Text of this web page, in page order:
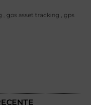
,gps asset tracking ,gps